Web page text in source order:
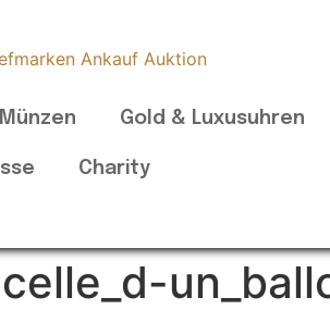
Münzen Gold & Luxusuhren
Charity